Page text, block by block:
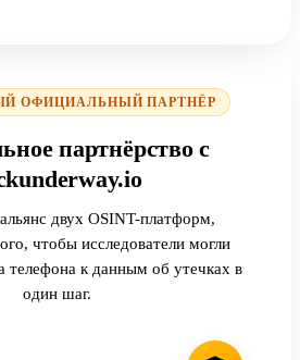
ОФИЦИАЛЬНЫЙ ПАРТНЁР
партнёрство с
двух OSINT-платформ,
чтобы исследователи могли
телефона к данным об утечках в
один шаг.